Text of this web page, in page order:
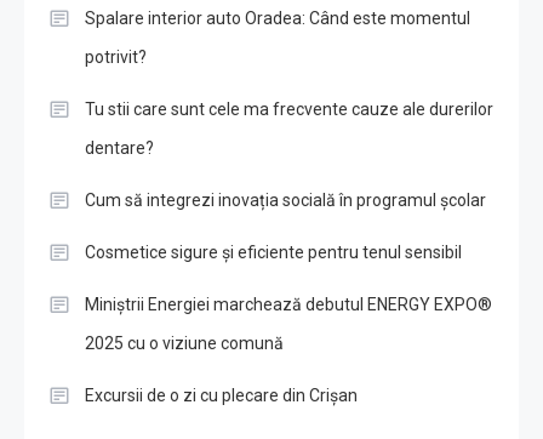
Spalare interior auto Oradea: Când este momentul
potrivit?
Tu stii care sunt cele ma frecvente cauze ale durerilor
dentare?
Cum să integrezi inovația socială în programul școlar
Cosmetice sigure și eficiente pentru tenul sensibil
Miniștrii Energiei marchează debutul ENERGY EXPO®
2025 cu o viziune comună
Excursii de o zi cu plecare din Crișan